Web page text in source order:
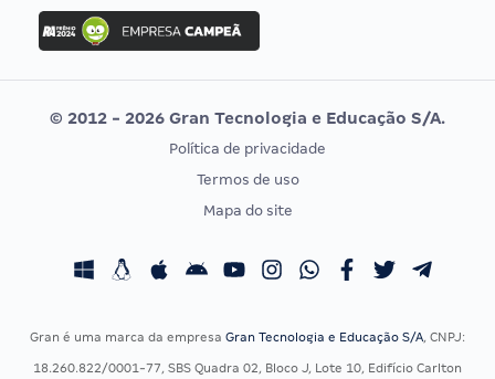
Concurso Ibama
Concurso MPU
Editais publicados
Vunesp
CONCURSOS POR PROFISSÃO
Concursos Fiscais
EXAME DE ORDEM
Calendário OAB
© 2012 - 2026 Gran Tecnologia e Educação S/A.
Política de privacidade
Termos de uso
Mapa do site
Gran é uma marca da empresa Gran Tecnologia e Educação S/A, CNPJ:
18.260.822/0001-77, SBS Quadra 02, Bloco J, Lote 10, Edifício Carlton